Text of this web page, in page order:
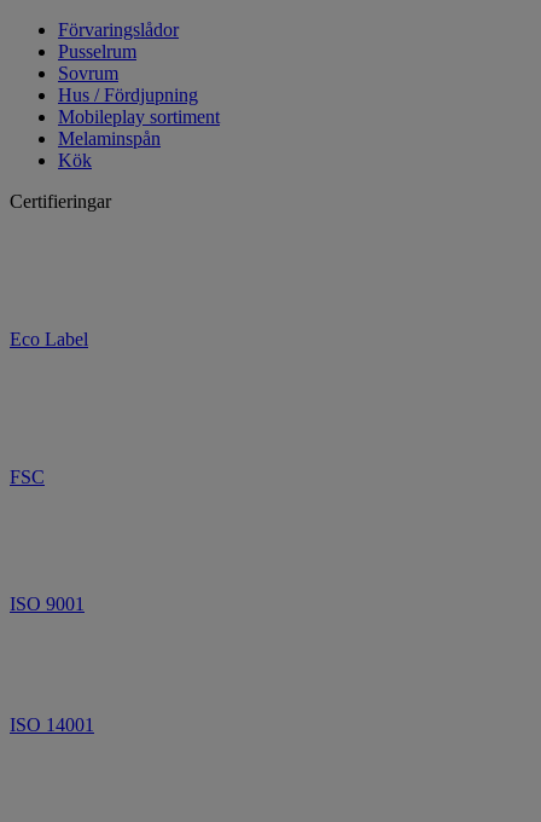
Förvaringslådor
Pusselrum
Sovrum
Hus / Fördjupning
Mobileplay sortiment
Melaminspån
Kök
Certifieringar
Eco Label
FSC
ISO 9001
ISO 14001